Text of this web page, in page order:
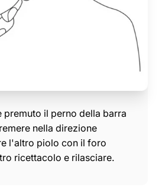
premuto il perno della barra
nella direzione
l'altro piolo con il foro
ricettacolo e rilasciare.